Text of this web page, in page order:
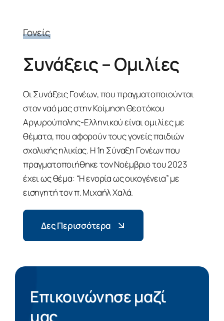
Γονείς
Συνάξεις – Ομιλίες
Οι Συνάξεις Γονέων, που πραγματοποιούνται
στον ναό μας στην Κοίμηση Θεοτόκου
Αργυρούπολης-Ελληνικού είναι ομιλίες με
θέματα, που αφορούν τους γονείς παιδιών
σχολικής ηλικίας. Η 1η Σύναξη Γονέων που
πραγματοποιήθηκε τον Νοέμβριο του 2023
έχει ως θέμα: “Η ενορία ως οικογένεια” με
εισηγητή τον π. Μιχαήλ Χαλά.
Δες Περισσότερα
Επικοινώνησε μαζί
μας